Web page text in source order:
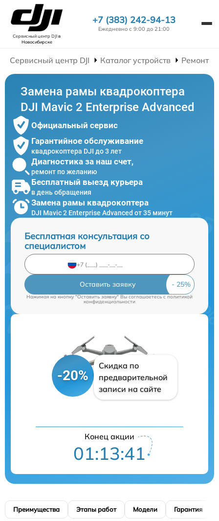
Сервисный центр DJIв
Новосибирске
+7 (383) 242-94-13
Ежедневно с 9:00 до 21:00
Сервисный центр DJI Каталог устройств Ремонт
Замена рамы квадрокоптера
DJI Mavic 2 Enterprise Advanced
Официальный сервис
Гарантийное обслуживание
квадрокоптера DJI до 3 лет
Диагностика за наш счет,
ремонт по желанию
Бесплатный выезд курьера
в день обращения
Замена рамы квадрокоптера
DJI Mavic 2 Enterprise Advanced от 35 минут
Бесплатная консультация со
специалистом
Оставить заявку
Нажимая на кнопку "Оставить заявку" Вы соглашаетесь cполитикой
конфиденциальности
-20%
Скидка по
предварительной
записи на сайте
Конец акции
01:13:40
Преимущества Этапы работ Модели Гарантия